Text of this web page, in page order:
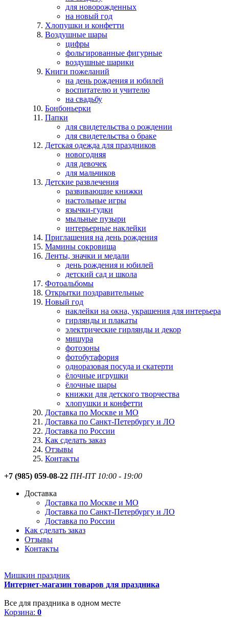
для новорожденных
на новый год
Хлопушки и конфетти
Воздушные шары
цифры
фольгированные фигурные
воздушные шарики
Книги пожеланий
на день рождения и юбилей
воспитателю и учителю
на свадьбу
Бонбоньерки
Папки
для свидетельства о рождении
для свидетельства о браке
Детская одежда для праздников
новогодняя
для девочек
для мальчиков
Детские развлечения
развивающие книжки
настольные игры
язычки-гудки
мыльные пузыри
интерьерные наклейки
Приглашения на день рождения
Мамины сокровища
Ленты, значки и медали
день рождения и юбилей
детский сад и школа
Фотоальбомы
Открытки поздравительные
Новый год
наклейки на окна, украшения для интерьера
гирлянды и плакаты
электрические гирлянды и декор
мишура
фотозоны
фотобутафория
одноразовая посуда и скатерти
ёлочные игрушки
ёлочные шары
книжки для детского творчества
хлопушки и конфетти
Доставка по Москве и МО
Доставка по Санкт-Петербургу и ЛО
Доставка по России
Как сделать заказ
Отзывы
Контакты
+7 (985) 059-08-22 ПН-ПТ 10:00 - 19:00
Доставка
Доставка по Москве и МО
Доставка по Санкт-Петербургу и ЛО
Доставка по России
Как сделать заказ
Отзывы
Контакты
Мишкин праздник
Интернет-магазин товаров для праздника
Все для праздника в одном месте
Корзина: 0